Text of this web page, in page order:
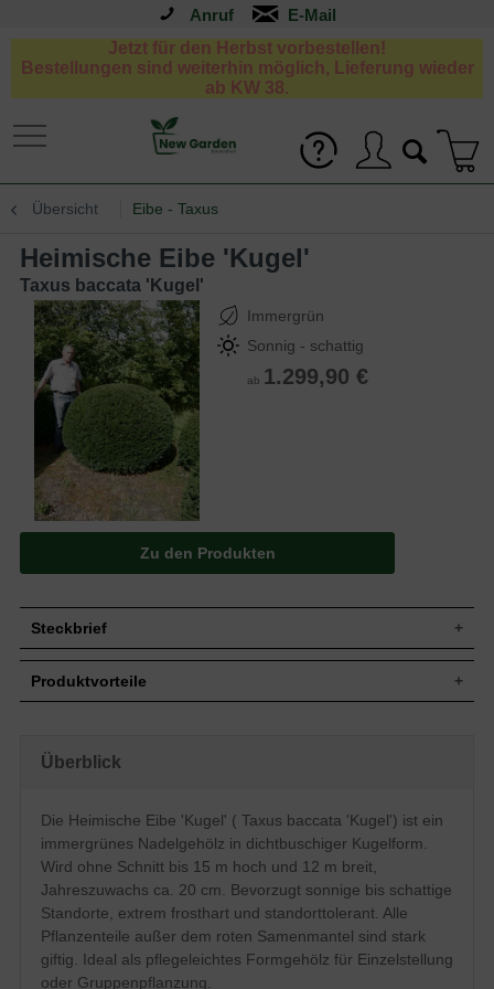
Anruf
Jetzt für den Herbst vorbestellen!
Bestellungen sind weiterhin möglich, Lieferung wieder
ab KW 38.
Übersicht Eibe - Taxus
Heimische Eibe 'Kugel'
Taxus baccata 'Kugel'
Immergrün
Sonnig - schattig
ab 1.299,90 €
Zu den Produkten
Steckbrief
Zuwachs
Wuchsform
Frucht
Rote Beeren, nicht zum Verzehr geeignet
Blüte
Gelbe Köpfchen, im März und April
Boden
durchlässige und nahrhafte Untergründe,
insgesamt jedoch standorttolerant
Standort
Sonnig bis schattig
Verwendung
Einzelelement, Gruppenbepflanzung,
Alleebereich, Kübelpflanze, Paarelement
Produktvorteile
standorttolerant
verträgt keine extreme Trockenheit
verträgt keine Staunässe
geringer Jahreszuwachs
Überblick
Die Heimische Eibe 'Kugel' ( Taxus baccata 'Kugel') ist ein
immergrünes Nadelgehölz in dichtbuschiger Kugelform.
Wird ohne Schnitt bis 15 m hoch und 12 m breit,
Jahreszuwachs ca. 20 cm. Bevorzugt sonnige bis schattige
Standorte, extrem frosthart und standorttolerant. Alle
Pflanzenteile außer dem roten Samenmantel sind stark
giftig. Ideal als pflegeleichtes Formgehölz für Einzelstellung
oder Gruppenpflanzung.